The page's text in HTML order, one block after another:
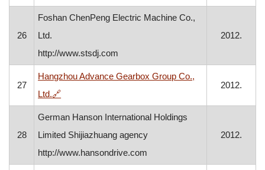
26
Foshan ChenPeng Electric Machine Co.,
Ltd.
http://www.stsdj.com
2012.
27
Hangzhou Advance Gearbox Group Co.,
Ltd.🔗, otvara se u novom prozoru
2012.
28
German Hanson International Holdings
Limited Shijiazhuang agency
http://www.hansondrive.com
2012.